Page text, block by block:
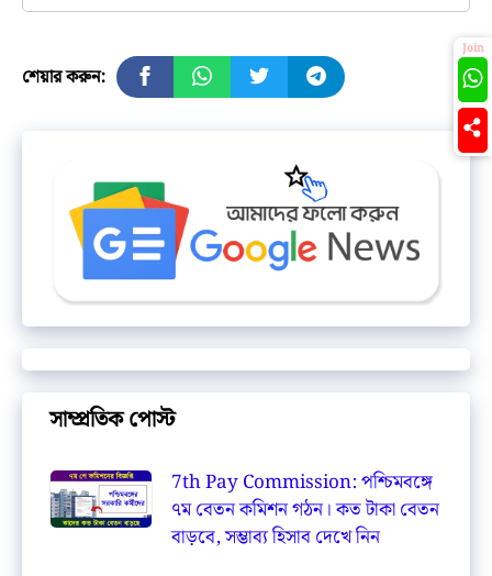
শেয়ার করুন:
সাম্প্রতিক পোস্ট
7th Pay Commission: পশ্চিমবঙ্গে
৭ম বেতন কমিশন গঠন। কত টাকা বেতন
বাড়বে, সম্ভাব্য হিসাব দেখে নিন
Join